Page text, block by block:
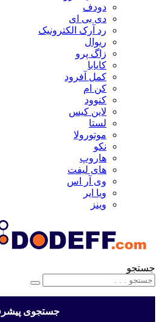
دودف
دی بی ای
رد آرک الکترونیک
ریوال
زاگ پرو
کایابا
کمل آفرود
کن ام
کنوود
لاین کیس
لستا
موتورولا
نکو
هاروپ
های لیفت
وی آر اس
ویا ایر
وینز
جستجو
جستجوی